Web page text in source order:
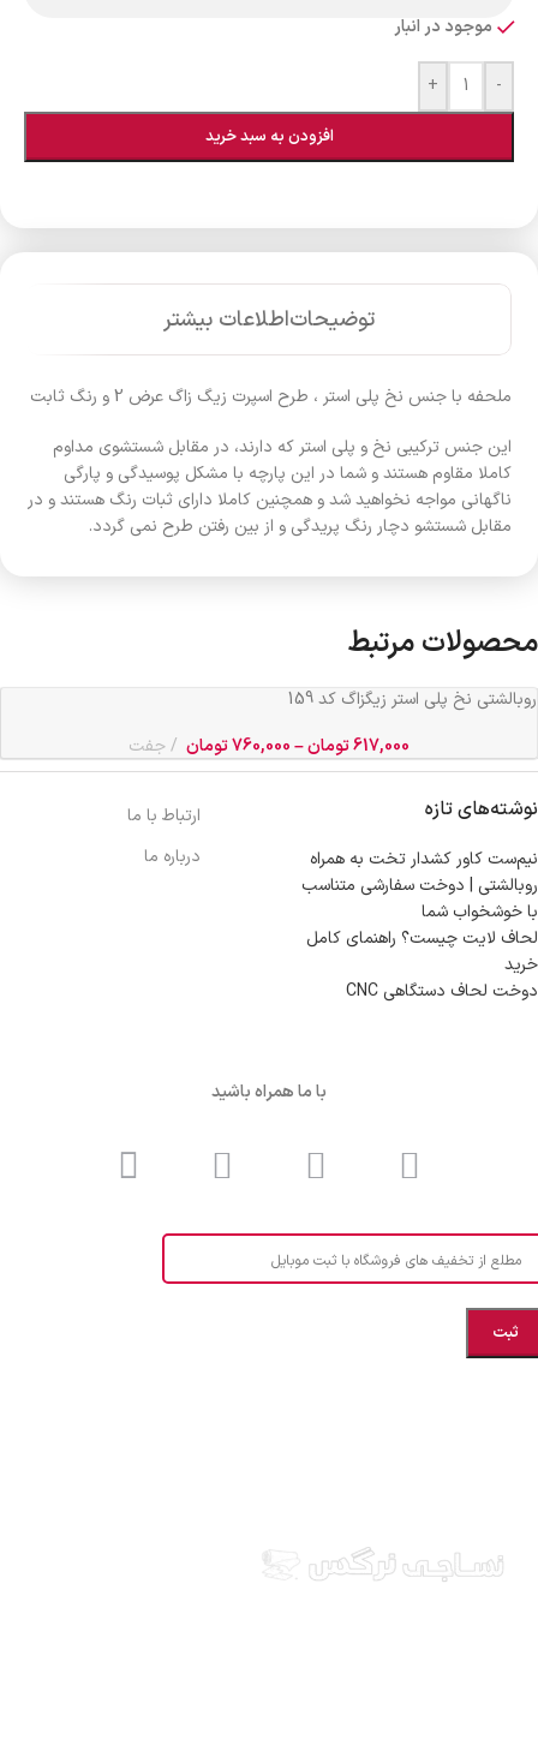
موجود در انبار
-
+
افزودن به سبد خرید
توضیحاتاطلاعات بیشتر
ملحفه با جنس نخ پلی استر ، طرح اسپرت زیگ زاگ عرض 2 و رنگ ثابت
این جنس ترکیبی نخ و پلی استر که دارند، در مقابل شستشوی مداوم
کاملا مقاوم هستند و شما در این پارچه با مشکل پوسیدگی و پارگی
ناگهانی مواجه نخواهید شد و همچنین کاملا دارای ثبات رنگ هستند و در
مقابل شستشو دچار رنگ پریدگی و از بین رفتن طرح نمی گردد.
محصولات مرتبط
روبالشتی نخ پلی استر زیگزاگ کد 159
617,000تومان–
760,000تومان جفت
نوشته‌های تازه
نیم‌ست کاور کشدار تخت به همراه
روبالشتی | دوخت سفارشی متناسب
با خوشخواب شما
لحاف لایت چیست؟ راهنمای کامل
خرید
دوخت لحاف دستگاهی CNC
ارتباط با ما
درباره ما
با ما همراه باشید
مطلع از تخفیف های فروشگاه با ثبت موبایل